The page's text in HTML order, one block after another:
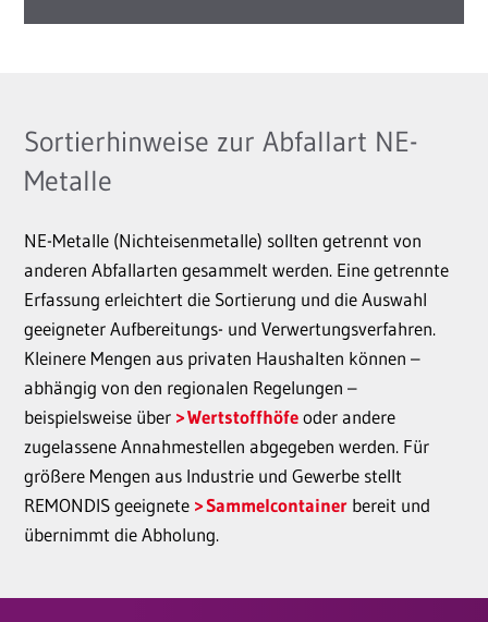
Sortierhinweise zur Abfallart NE-
Metalle
NE-Metalle (Nichteisenmetalle) sollten getrennt von
anderen Abfallarten gesammelt werden. Eine getrennte
Erfassung erleichtert die Sortierung und die Auswahl
geeigneter Aufbereitungs- und Verwertungsverfahren.
Kleinere Mengen aus privaten Haushalten können –
abhängig von den regionalen Regelungen –
beispielsweise über
Wertstoffhöfeoder andere
zugelassene Annahmestellen abgegeben werden. Für
größere Mengen aus Industrie und Gewerbe stellt
REMONDIS geeignete
Sammelcontainerbereit und
übernimmt die Abholung.